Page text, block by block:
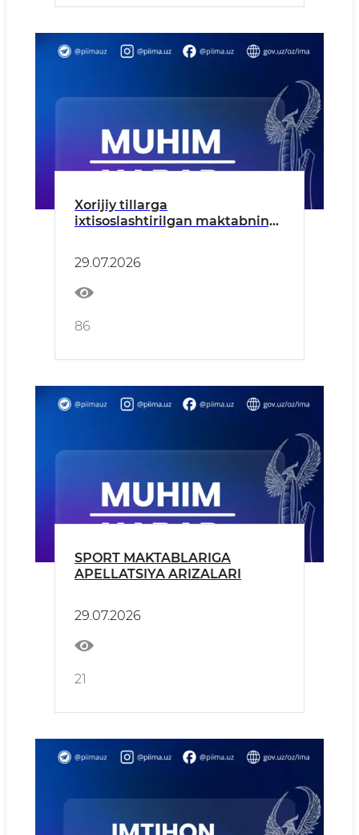
Xorijiy tillarga
ixtisoslashtirilgan maktabning
29.07.2026
86
SPORT MAKTABLARIGA
APELLATSIYA ARIZALARI
29.07.2026
21